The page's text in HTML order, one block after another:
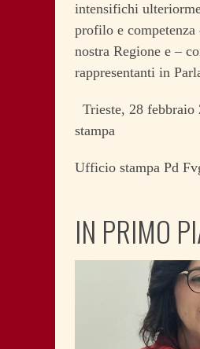
intensifichi
profilo e
nostra Regione e –
rappresentanti in
Trieste, 28 febbraio
stampa
Ufficio stampa Pd
IN PRIMO